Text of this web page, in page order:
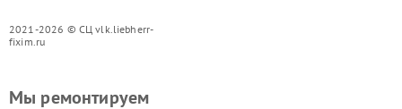
2021-2026 © СЦ vlk.liebherr-
fixim.ru
Мы ремонтируем